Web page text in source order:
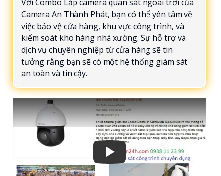
Với Combo Lắp camera quan sát ngoài trời của
Camera An Thành Phát, bạn có thể yên tâm về
việc bảo vệ cửa hàng, khu vực công trình, và
kiểm soát kho hàng nhà xưởng. Sự hỗ trợ và
dịch vụ chuyên nghiệp từ cửa hàng sẽ tin
tưởng rằng bạn sẽ có một hệ thống giám sát
an toàn và tin cậy.